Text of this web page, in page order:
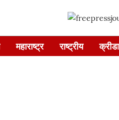
महाराष्ट्र राष्ट्रीय क्रीडा